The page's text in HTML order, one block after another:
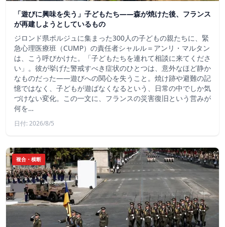
「遊びに興味を失う」子どもたち——森が焼けた後、フランス
が再建しようとしているもの
ジロンド県ポルジュに集まった300人の子どもの親たちに、緊
急心理医療班（CUMP）の責任者シャルル＝アンリ・マルタン
は、こう呼びかけた。「子どもたちを連れて相談に来てくださ
い」。彼が挙げた警戒すべき症状のひとつは、意外なほど静か
なものだった――遊びへの関心を失うこと。焼け跡や避難の記
憶ではなく、子どもが遊ばなくなるという、日常の中でしか気
づけない変化。この一文に、フランスの災害復旧という営みが
何を…
日付: 2026/8/5
複合・横断